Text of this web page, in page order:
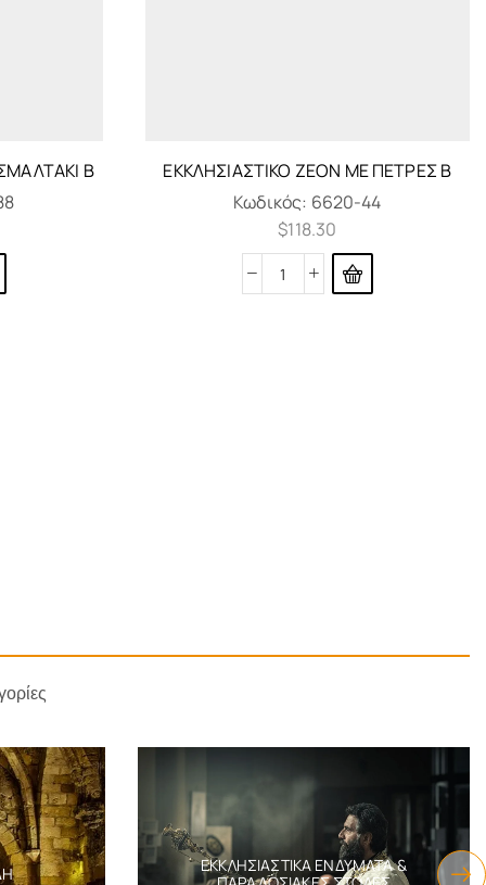
Β
ΕΚΚΛΗΣΙΑΣΤΙΚΌ ΖΈΟΝ ΜΕ ΠΈΤΡΕΣ Β
Κωδικός: 6620-44
$118.30
ΕΚΚΛΗΣΙΑΣΤΙΚΆ ΕΝΔΎΜΑΤΑ &